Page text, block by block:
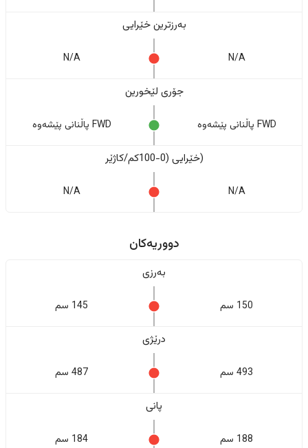
بەرزترین خێرایی
N/A
N/A
جۆری لێخورین
FWD پاڵنانی پێشەوە FWD پاڵنانی پێشەوە
(خێرایی (0-100کم/کاژێر
N/A
N/A
دووریەکان
بەرزی
150 سم 145 سم
درێژی
493 سم 487 سم
پانی
188 سم 184 سم